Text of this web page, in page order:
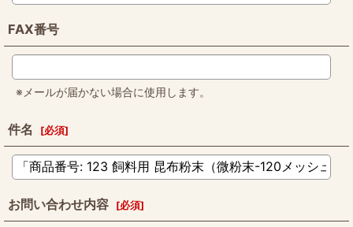
FAX番号
※メールが届かない場合に使用します。
件名 [必須]
お問い合わせ内容 [必須]